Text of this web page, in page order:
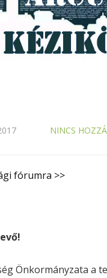
NINCS
fórumra >>
Önkormányzata a